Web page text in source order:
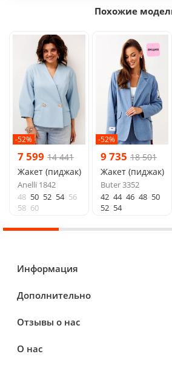
Похожие
-52%
7 599 14 441
Жакет (пиджак)
Anelli 1842
48 50 52 54 56
58 60
-52%
9 735 18 501
Жакет (пиджак)
Buter 3352
42 44 46 48 50
52 54
Информация
Дополнительно
Отзывы о нас
О нас